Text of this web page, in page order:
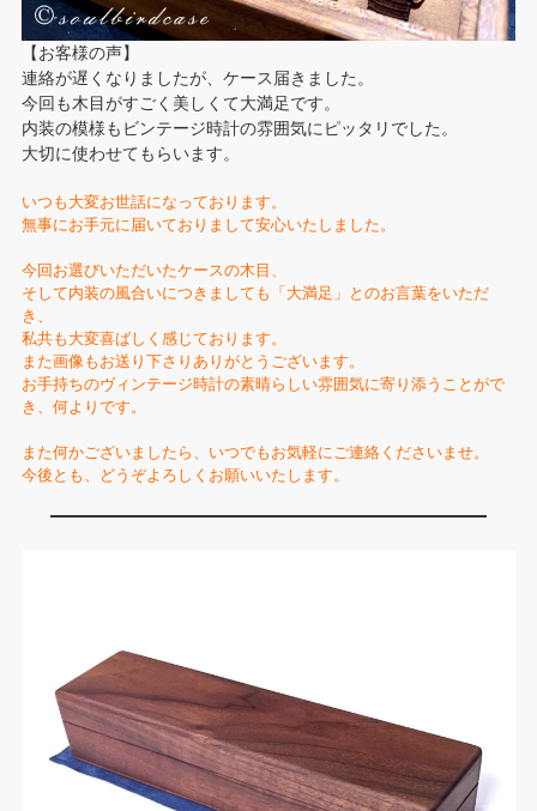
【お客様の声】
連絡が遅くなりましたが、ケース届きました。
今回も木目がすごく美しくて大満足です。
内装の模様もビンテージ時計の雰囲気にピッタリでした。
大切に使わせてもらいます。
いつも大変お世話になっております。
無事にお手元に届いておりまして安心いたしました。
今回お選びいただいたケースの木目、
そして内装の風合いにつきましても「大満足」とのお言葉をいただ
き、
私共も大変喜ばしく感じております。
また画像もお送り下さりありがとうございます。
お手持ちのヴィンテージ時計の素晴らしい雰囲気に寄り添うことがで
き、何よりです。
また何かございましたら、いつでもお気軽にご連絡くださいませ。
今後とも、どうぞよろしくお願いいたします。